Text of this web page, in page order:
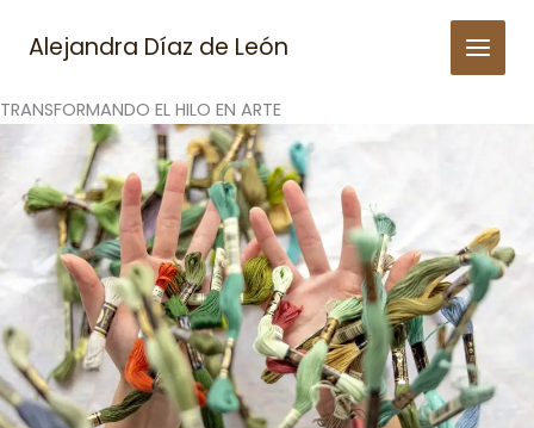
Alejandra Díaz de León
TRANSFORMANDO EL HILO EN ARTE